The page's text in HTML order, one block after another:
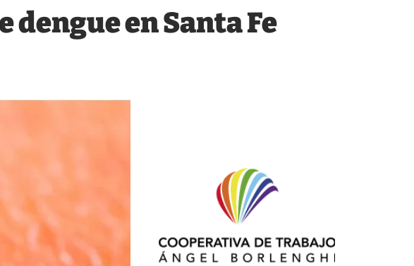
dengue en Santa Fe